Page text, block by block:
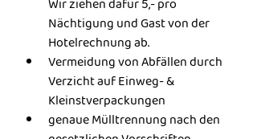
Wir ziehen dafür 5,- pro
Nächtigung und Gast von der
Hotelrechnung ab.
Vermeidung von Abfällen durch
Verzicht auf Einweg- &
Kleinstverpackungen
genaue Mülltrennung nach den